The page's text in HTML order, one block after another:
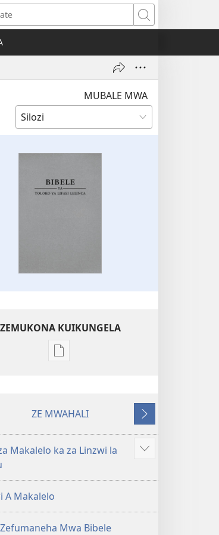
Mubate
MUBALE MWA
ZEMUKONA KUIKUNGELA
Mukete
Bibele
Toloko
ya
ZE MWAHALI
ZETATAMA
Makalelo ka za Linzwi la
Show
A Makalelo
Mwa Bibele